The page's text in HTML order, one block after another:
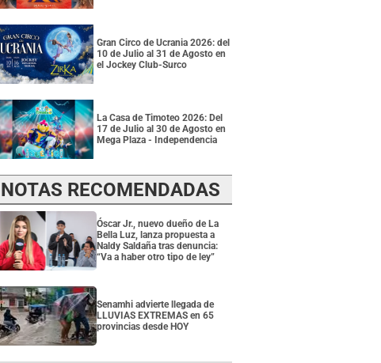
Gran Circo de Ucrania 2026: del
10 de Julio al 31 de Agosto en
el Jockey Club-Surco
La Casa de Timoteo 2026: Del
17 de Julio al 30 de Agosto en
Mega Plaza - Independencia
NOTAS RECOMENDADAS
Óscar Jr., nuevo dueño de La
Bella Luz, lanza propuesta a
Naldy Saldaña tras denuncia:
“Va a haber otro tipo de ley”
Senamhi advierte llegada de
LLUVIAS EXTREMAS en 65
provincias desde HOY